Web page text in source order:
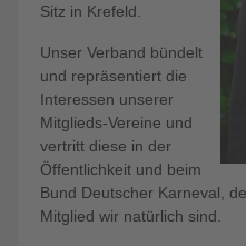
Sitz in Krefeld.
Unser Verband bündelt
und repräsentiert die
Interessen unserer
Mitglieds-Vereine und
vertritt diese in der
Öffentlichkeit und beim
Bund Deutscher Karneval,
Mitglied wir natürlich sind.